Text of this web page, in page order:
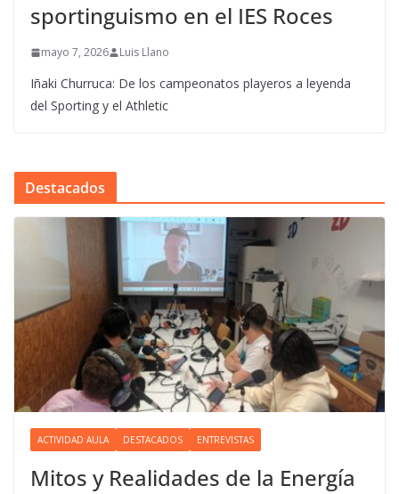
sportinguismo en el IES Roces
mayo 7, 2026 Luis Llano
Iñaki Churruca: De los campeonatos playeros a leyenda
del Sporting y el Athletic
Destacados
ACTIVIDAD AULA DESTACADOS ENTREVISTAS
Mitos y Realidades de la Energía